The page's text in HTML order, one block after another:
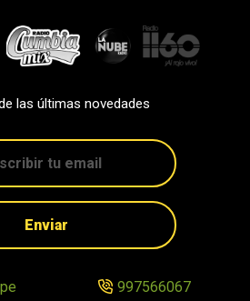
las últimas novedades
Enviar
997566067